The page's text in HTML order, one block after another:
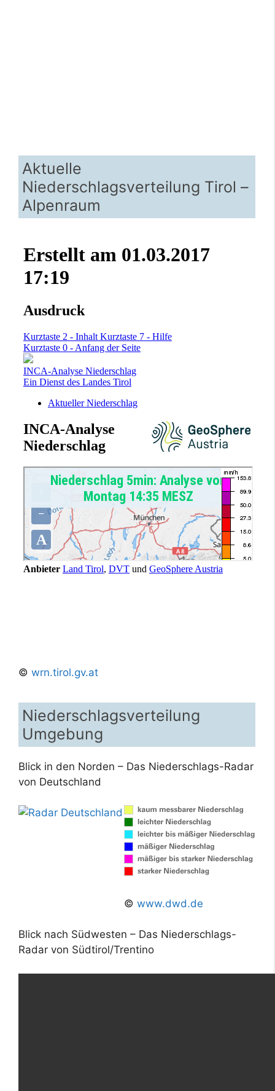
Aktuelle
Niederschlagsverteilung Tirol –
Alpenraum
© wrn.tirol.gv.at
Niederschlagsverteilung
Umgebung
Blick in den Norden – Das Niederschlags-Radar
von Deutschland
© www.dwd.de
Blick nach Südwesten – Das Niederschlags-
Radar von Südtirol/Trentino